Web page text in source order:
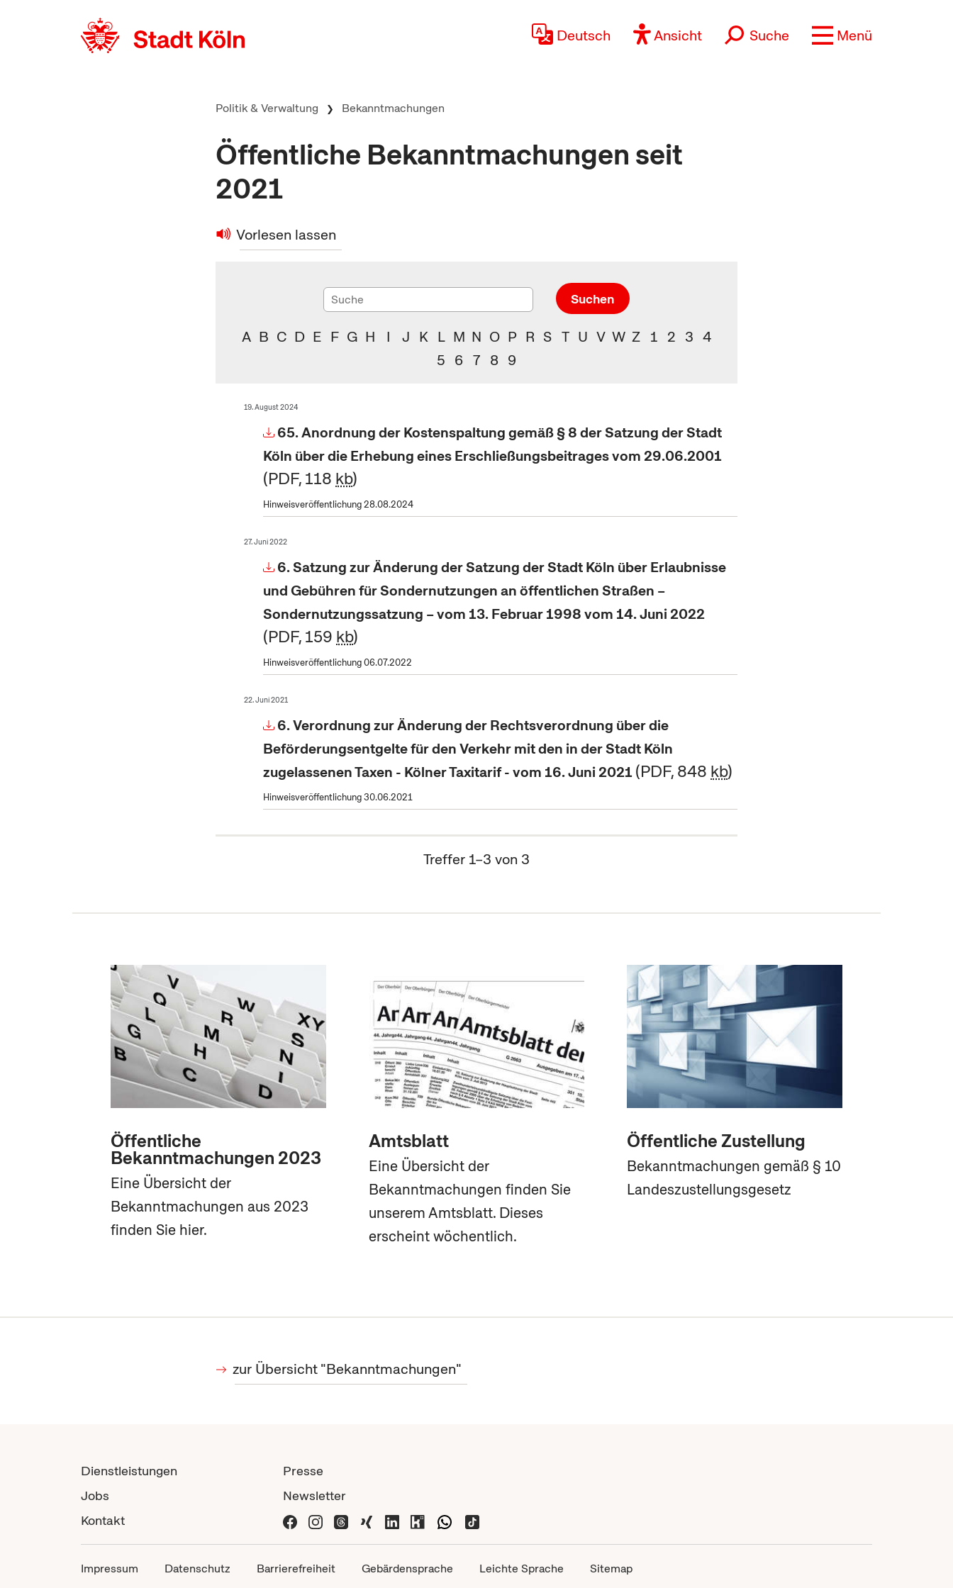
Deutsch
Ansicht Suche Menü
Politik & Verwaltung Bekanntmachungen
Öffentliche Bekanntmachungen seit
2021
Vorlesen lassen
Suchen
A B C D E F G H I J K L M N O P R S T U V W Z 1 2 3 4
5 6 7 8 9
19. August 2024
65. Anordnung der Kostenspaltung gemäß § 8 der Satzung der Stadt
Köln über die Erhebung eines Erschließungsbeitrages vom 29.06.2001
PDF, 118 kb
Hinweisveröffentlichung 28.08.2024
27. Juni 2022
6. Satzung zur Änderung der Satzung der Stadt Köln über Erlaubnisse
und Gebühren für Sondernutzungen an öffentlichen Straßen –
Sondernutzungssatzung – vom 13. Februar 1998 vom 14. Juni 2022
PDF, 159 kb
Hinweisveröffentlichung 06.07.2022
22. Juni 2021
6. Verordnung zur Änderung der Rechtsverordnung über die
Beförderungsentgelte für den Verkehr mit den in der Stadt Köln
zugelassenen Taxen - Kölner Taxitarif - vom 16. Juni 2021 PDF, 848 kb
Hinweisveröffentlichung 30.06.2021
Treffer 1–3 von 3
Öffentliche
Bekanntmachungen 2023
Eine Übersicht der
Bekanntmachungen aus 2023
finden Sie hier.
Amtsblatt
Eine Übersicht der
Bekanntmachungen finden Sie
unserem Amtsblatt. Dieses
erscheint wöchentlich.
Öffentliche Zustellung
Bekanntmachungen gemäß § 10
Landeszustellungsgesetz
zur Übersicht "Bekanntmachungen"
Dienstleistungen
Jobs
Kontakt
Presse
Newsletter
Impressum Datenschutz Barrierefreiheit Gebärdensprache Leichte Sprache Sitemap